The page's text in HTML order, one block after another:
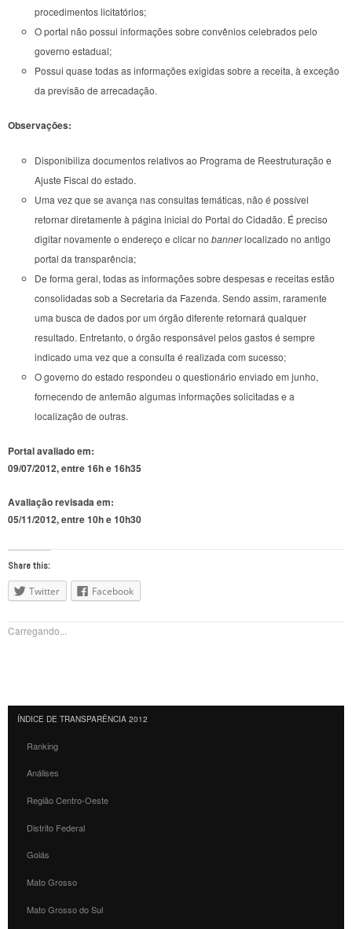
procedimentos licitatórios;
O portal não possui informações sobre convênios celebrados pelo
governo estadual;
Possui quase todas as informações exigidas sobre a receita, à exceção
da previsão de arrecadação.
Observações:
Disponibiliza documentos relativos ao Programa de Reestruturação e
Ajuste Fiscal do estado.
Uma vez que se avança nas consultas temáticas, não é possível
retornar diretamente à página inicial do Portal do Cidadão. É preciso
digitar novamente o endereço e clicar no bannerlocalizado no antigo
portal da transparência;
De forma geral, todas as informações sobre despesas e receitas estão
consolidadas sob a Secretaria da Fazenda. Sendo assim, raramente
uma busca de dados por um órgão diferente retornará qualquer
resultado. Entretanto, o órgão responsável pelos gastos é sempre
indicado uma vez que a consulta é realizada com sucesso;
O governo do estado respondeu o questionário enviado em junho,
fornecendo de antemão algumas informações solicitadas e a
localização de outras.
Portal avaliado em:
09/07/2012, entre 16h e 16h35
Avaliação revisada em:
05/11/2012, entre 10h e 10h30
Share this:
Twitter Facebook
Carregando...
ÍNDICE DE TRANSPARÊNCIA 2012
Ranking
Análises
Região Centro-Oeste
Distrito Federal
Goiás
Mato Grosso
Mato Grosso do Sul